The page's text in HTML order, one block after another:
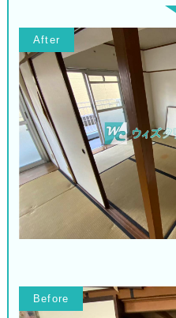
After
Before